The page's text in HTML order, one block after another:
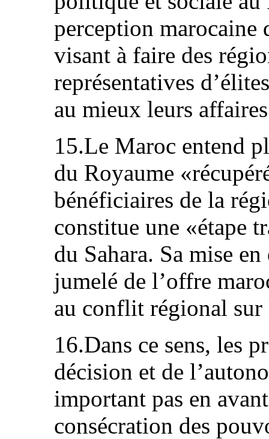
perception marocaine
visant à faire des
représentatives
au mieux leurs
15.Le Maroc entend
du Royaume
bénéficiaires de la
constitue une «étape
du Sahara. Sa mise
jumelé de l’offre
au conflit régional sur
16.Dans ce sens, les
décision et de
important pas en
consécration des